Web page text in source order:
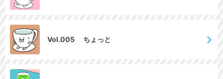
Vol.005 ちょっと